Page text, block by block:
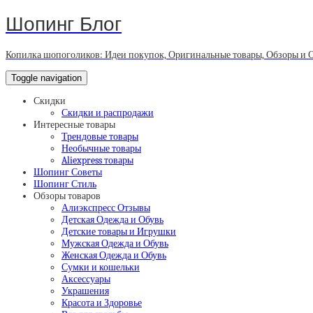
Шопинг Блог
Копилка шопоголиков: Идеи покупок, Оригинальные товары, Обзоры и
Toggle navigation
Скидки
Скидки и распродажи
Интересные товары
Трендовые товары
Необычные товары
Aliexpress товары
Шопинг Советы
Шопинг Стиль
Обзоры товаров
Алиэкспресс Отзывы
Детская Одежда и Обувь
Детские товары и Игрушки
Мужская Одежда и Обувь
Женская Одежда и Обувь
Сумки и кошельки
Аксессуары
Украшения
Красота и Здоровье